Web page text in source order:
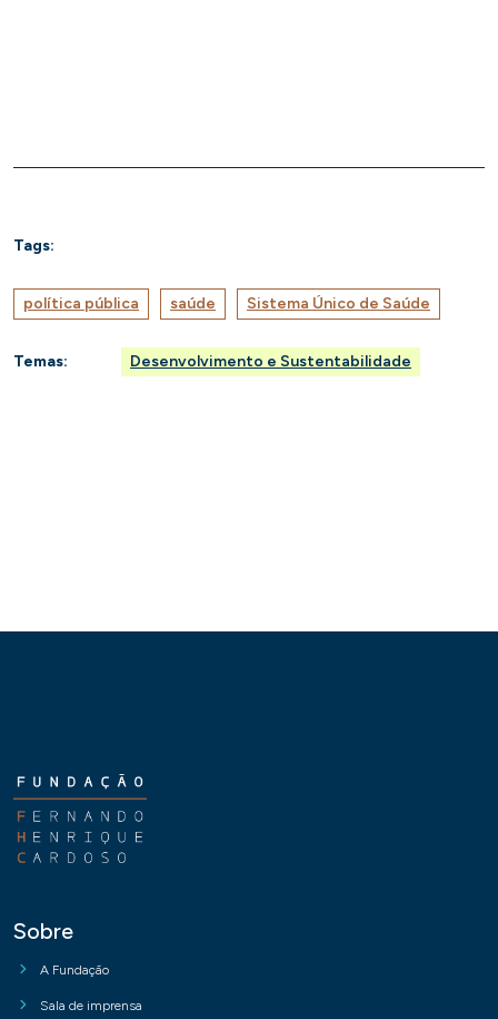
Tags:
política pública saúde Sistema Único de Saúde
Temas: Desenvolvimento e Sustentabilidade
Sobre
A Fundação
Sala de imprensa